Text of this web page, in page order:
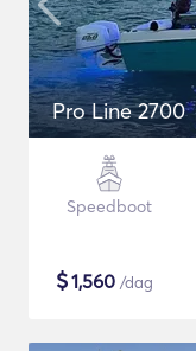
Pro Line 2700
Speedboot
$1,560 /dag